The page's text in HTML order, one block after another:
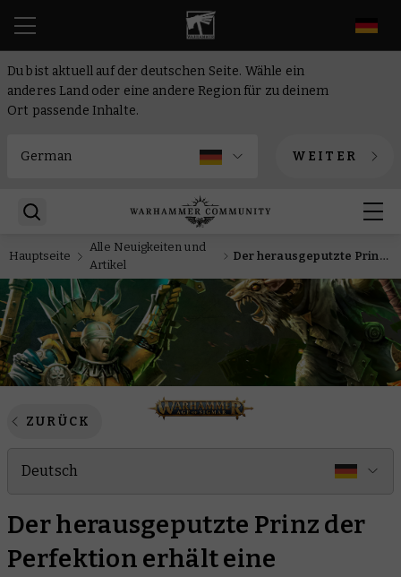
Du bist aktuell auf der deutschen Seite. Wähle ein
anderes Land oder eine andere Region für zu deinem
Ort passende Inhalte.
WEITER
Hauptseite
Alle Neuigkeiten und
Artikel
Der herausgeputzte Prinz der Perfektion erhält eine Berühmte Armee
ZURÜCK
Deutsch
Der herausgeputzte Prinz der
Perfektion erhält eine